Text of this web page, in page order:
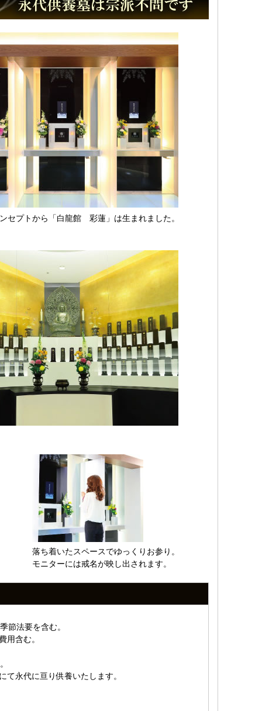
セプトから「白龍館 彩蓮」は生まれました。
落ち着いたスペースでゆっくりお参り。
モニターには戒名が映し出されます。
節法要を含む。
用含む。
永代に亘り供養いたします。